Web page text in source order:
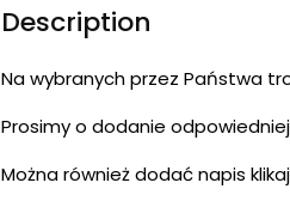
Description
Na wybranych przez Państwa
Prosimy o dodanie
Można również dodać napis